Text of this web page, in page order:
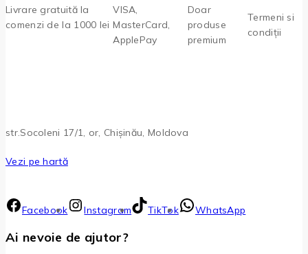
Livrare gratuită la
comenzi de la 1000 lei
VISA,
MasterCard,
ApplePay
Doar
produse
premium
Termeni si
condiții
str.Socoleni 17/1, or, Chișinău, Moldova
Vezi pe hartă
Facebook Instagram TikTok WhatsApp
Ai nevoie de ajutor?